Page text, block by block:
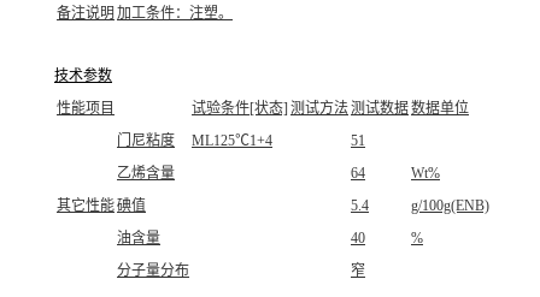
备注说明 加工条件：注塑。
技术参数
性能项目
试验条件[状态] 测试方法测试数据数据单位
其它性能
门尼粘度 ML125℃1+4
51
乙烯含量
64
Wt%
碘值
5.4
g/100g(ENB)
油含量
40
%
分子量分布
窄